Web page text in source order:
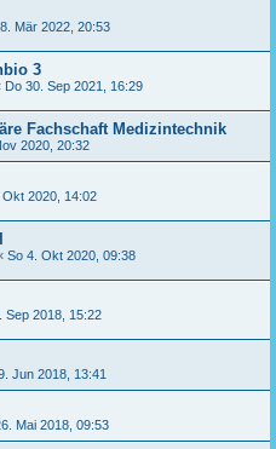
Mär 2022, 20:53
3
Do 30. Sep 2021, 16:29
Fachschaft Medizintechnik
2020, 20:32
Okt 2020, 14:02
So 4. Okt 2020, 09:38
Sep 2018, 15:22
Jun 2018, 13:41
Mai 2018, 09:53